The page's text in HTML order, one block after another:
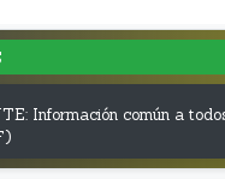
Información común a